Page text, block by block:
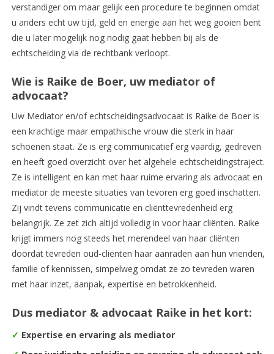
verstandiger om maar gelijk een procedure te beginnen omdat
u anders echt uw tijd, geld en energie aan het weg gooien bent
die u later mogelijk nog nodig gaat hebben bij als de
echtscheiding via de rechtbank verloopt.
Wie is Raike de Boer, uw mediator of
advocaat?
Uw Mediator en/of echtscheidingsadvocaat is Raike de Boer is
een krachtige maar empathische vrouw die sterk in haar
schoenen staat. Ze is erg communicatief erg vaardig, gedreven
en heeft goed overzicht over het algehele echtscheidingstraject.
Ze is intelligent en kan met haar ruime ervaring als advocaat en
mediator de meeste situaties van tevoren erg goed inschatten.
Zij vindt tevens communicatie en cliënttevredenheid erg
belangrijk. Ze zet zich altijd volledig in voor haar cliënten. Raike
krijgt immers nog steeds het merendeel van haar cliënten
doordat tevreden oud-cliënten haar aanraden aan hun vrienden,
familie of kennissen, simpelweg omdat ze zo tevreden waren
met haar inzet, aanpak, expertise en betrokkenheid.
Dus mediator & advocaat Raike in het kort:
✓ Expertise en ervaring als mediator